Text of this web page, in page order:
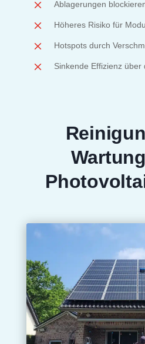
M Ablagerungen
M Höheres Risiko für
M Hotspots durch
M Sinkende Effizienz über